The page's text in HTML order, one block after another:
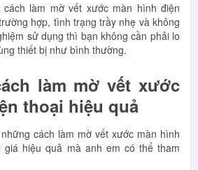
làm mờ vết xước màn hình điện
hợp, tình trạng trầy nhẹ và không
sử dụng thì bạn không cần phải lo
thiết bị như bình thường.
làm mờ vết xước
thoại hiệu quả
cách làm mờ vết xước màn hình
giá hiệu quả mà anh em có thể tham